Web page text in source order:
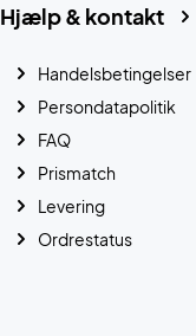
Hjælp & kontakt
Handelsbetingelser
Persondatapolitik
FAQ
Prismatch
Levering
Ordrestatus